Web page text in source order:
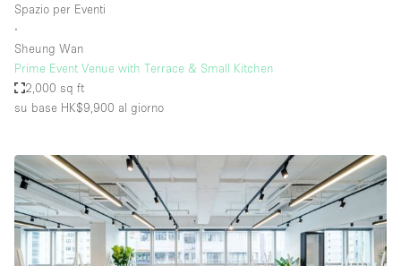
Spazio per Eventi
∙
Sheung Wan
Prime Event Venue with Terrace & Small Kitchen
2,000 sq ft
su base HK$9,900 al giorno